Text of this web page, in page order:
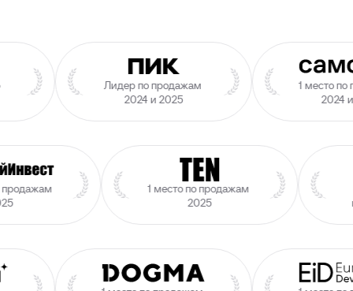
Лидер по продажам
2024 и 2025
1
1 место по продажам
по